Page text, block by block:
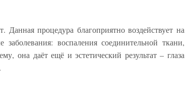
процедура благоприятно воздействует на
заболевания: воспаления соединительной ткани,
она даёт ещё и эстетический результат – глаза